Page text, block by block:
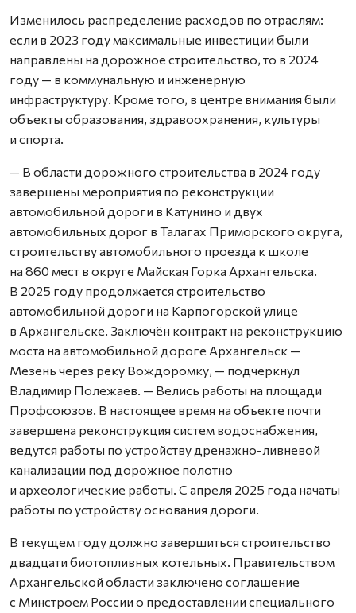
Изменилось распределение расходов по отраслям:
если в 2023 году максимальные инвестиции были
направлены на дорожное строительство, то в 2024
году — в коммунальную и инженерную
инфраструктуру. Кроме того, в центре внимания были
объекты образования, здравоохранения, культуры
и спорта.
— В области дорожного строительства в 2024 году
завершены мероприятия по реконструкции
автомобильной дороги в Катунино и двух
автомобильных дорог в Талагах Приморского округа,
строительству автомобильного проезда к школе
на 860 мест в округе Майская Горка Архангельска.
В 2025 году продолжается строительство
автомобильной дороги на Карпогорской улице
в Архангельске. Заключён контракт на реконструкцию
моста на автомобильной дороге Архангельск —
Мезень через реку Вождоромку, — подчеркнул
Владимир Полежаев. — Велись работы на площади
Профсоюзов. В настоящее время на объекте почти
завершена реконструкция систем водоснабжения,
ведутся работы по устройству дренажно-ливневой
канализации под дорожное полотно
и археологические работы. С апреля 2025 года начаты
работы по устройст­ву основания дороги.
В текущем году должно завершиться строительство
двадцати биотопливных котельных. Правительством
Архангельской области заключено соглашение
с Минстроем России о предоставлении специального